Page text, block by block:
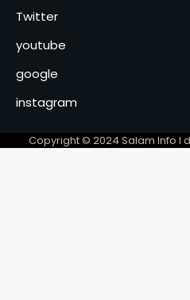
5
Twitter
youtube
google
instagram
Copyright © 2024 Salam Info l